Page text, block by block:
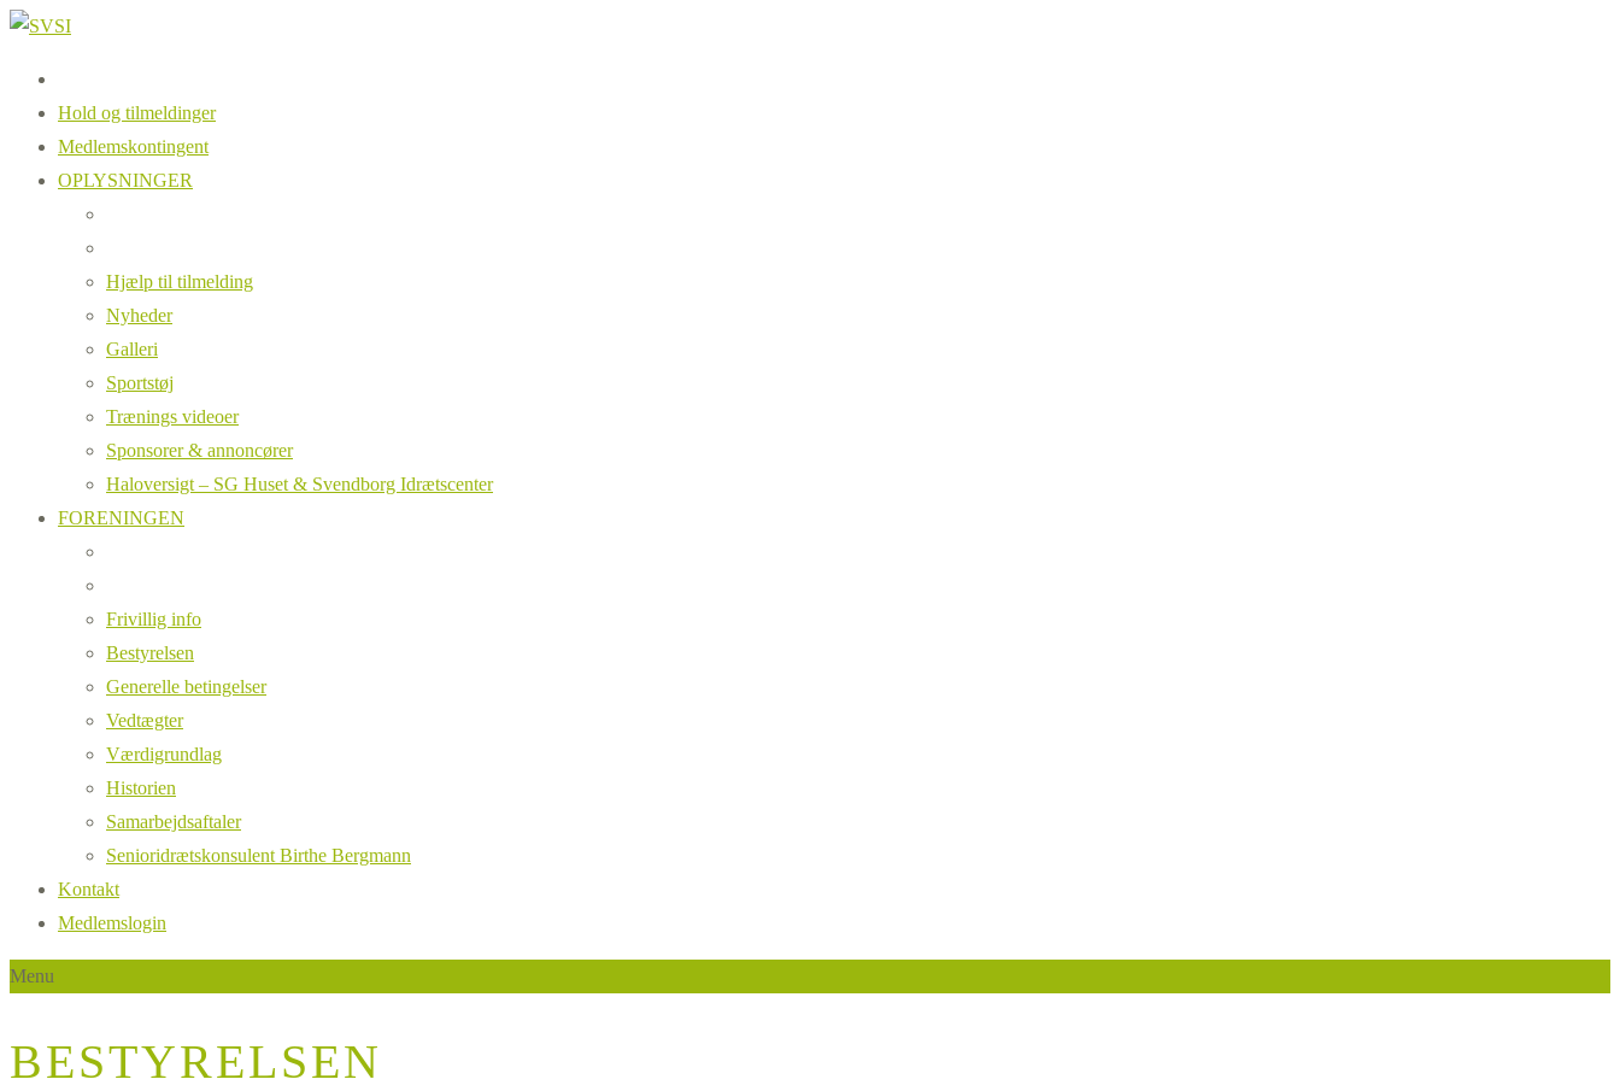
Hold og tilmeldinger
Medlemskontingent
OPLYSNINGER
Hjælp til tilmelding
Nyheder
Galleri
Sportstøj
Trænings videoer
Sponsorer & annoncører
Haloversigt – SG Huset & Svendborg Idrætscenter
FORENINGEN
Frivillig info
Bestyrelsen
Generelle betingelser
Vedtægter
Værdigrundlag
Historien
Samarbejdsaftaler
Senioridrætskonsulent Birthe Bergmann
Kontakt
Medlemslogin
Menu
BESTYRELSEN